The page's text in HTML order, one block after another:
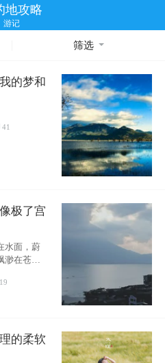
地攻略
游记
筛选
的梦和
41
极了宫
水面，蔚
在苍山
19
的柔软